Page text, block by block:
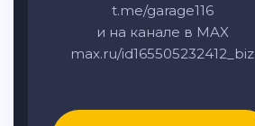
t.me/garage116
и на канале в MAX
max.ru/id165505232412_biz